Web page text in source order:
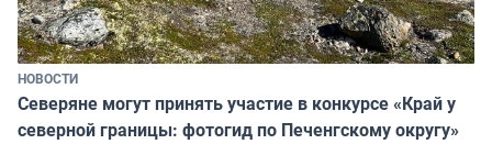
НОВОСТИ
Северяне могут принять участие в конкурсе «Край у
северной границы: фотогид по Печенгскому округу»